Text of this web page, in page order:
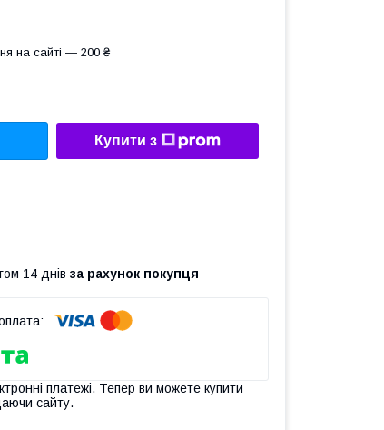
на сайті — 200 ₴
Купити з
14 днів за рахунок покупця
платежі. Тепер ви можете купити
сайту.